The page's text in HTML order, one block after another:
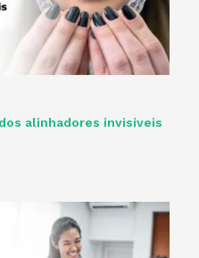
alinhadores invisíveis